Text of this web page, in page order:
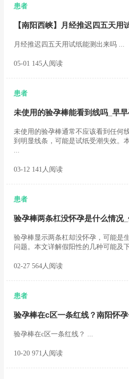
患者
【南阳西峡】月经推迟四五天用
月经推迟四五天用试纸能测出来吗 ...
05-01 145人阅读
患者
未使用的验孕棒能看到线吗_早
未使用的验孕棒通常不应该看到任何
到明显线条，可能是试纸受潮失效。
...
03-12 141人阅读
患者
验孕棒两条杠没怀孕是什么情况
验孕棒显示两条杠却没怀孕，可能是
问题。本文详解假阳性的几种可能及
02-27 564人阅读
患者
验孕棒在c区一条红线？南阳怀
验孕棒在c区一条红线？ ...
10-20 971人阅读